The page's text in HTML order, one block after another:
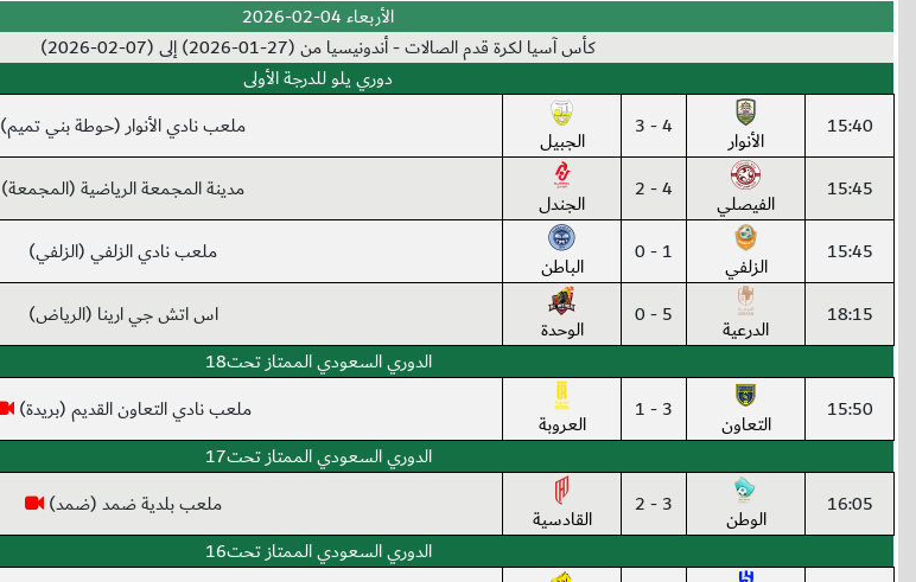
الأربعاء 04-02-2026
كأس آسيا لكرة قدم الصالات - أندونيسيا من (27-01-2026) إلى (07-02-2026)
دوري يلو للدرجة الأولى
15:40
الأنوار 4 - 3 الجبيل ملعب نادي الأنوار (حوطة بني تميم)
15:45 الفيصلي 4 - 2 الجندل مدينة المجمعة الرياضية (المجمعة)
15:45 الزلفي 1 - 0 الباطن ملعب نادي الزلفي (الزلفي)
18:15 الدرعية 5 - 0 الوحدة
اس اتش جي ارينا (الرياض)
الدوري السعودي الممتاز تحت18
15:50
التعاون 3 - 1 العروبة
ملعب نادي التعاون القديم (بريدة)
الدوري السعودي الممتاز تحت17
16:05
الوطن 3 - 2 القادسية
ملعب بلدية ضمد (ضمد)
الدوري السعودي الممتاز تحت16